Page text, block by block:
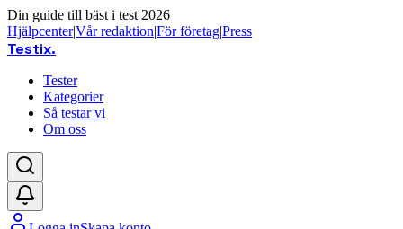
Din guide till bäst i test 2026
Hjälpcenter|Vår redaktion|För företag|Press
Testix.
Tester
Kategorier
Så testar vi
Om oss